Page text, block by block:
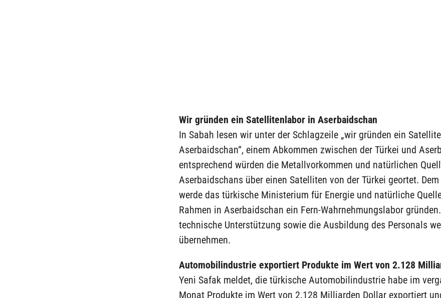
Wir gründen ein Satellitenlabor in Aserbaidschan
In Sabah lesen wir unter der Schlagzeile „wir gründen ein
Aserbaidschan“, einem Abkommen zwischen der Türkei und
entsprechend würden die Metallvorkommen und natürlichen
Aserbaidschans über einen Satelliten von der Türkei geortet.
werde das türkische Ministerium für Energie und natürliche
Rahmen in Aserbaidschan ein Fern-Wahrnehmungslabor
technische Unterstützung sowie die Ausbildung des Personals
übernehmen.
Automobilindustrie exportiert Produkte im Wert von 2.128
Yeni Safak meldet, die türkische Automobilindustrie habe im
Monat Produkte im Wert von 2.128 Milliarden Dollar exportiert